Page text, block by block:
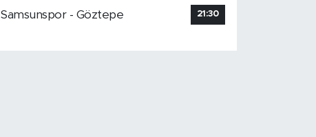
Samsunspor - Göztepe
21:30